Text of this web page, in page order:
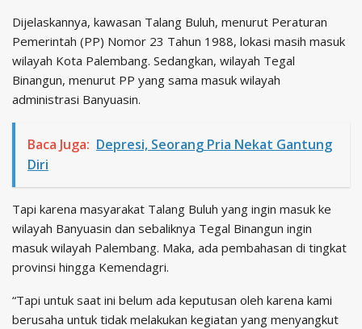
Dijelaskannya, kawasan Talang Buluh, menurut Peraturan
Pemerintah (PP) Nomor 23 Tahun 1988, lokasi masih masuk
wilayah Kota Palembang. Sedangkan, wilayah Tegal
Binangun, menurut PP yang sama masuk wilayah
administrasi Banyuasin.
Baca Juga: Depresi, Seorang Pria Nekat Gantung
Diri
Tapi karena masyarakat Talang Buluh yang ingin masuk ke
wilayah Banyuasin dan sebaliknya Tegal Binangun ingin
masuk wilayah Palembang. Maka, ada pembahasan di tingkat
provinsi hingga Kemendagri.
“Tapi untuk saat ini belum ada keputusan oleh karena kami
berusaha untuk tidak melakukan kegiatan yang menyangkut